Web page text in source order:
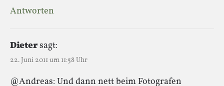
Antworten
Dietersagt:
22. Juni 2011 um 11:58 Uhr
@Andreas: Und dann nett beim Fotografen